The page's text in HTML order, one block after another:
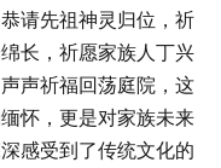
请先祖神灵归位，祈
长，祈愿家族人丁兴
声祈福回荡庭院，这
怀，更是对家族未来
感受到了传统文化的